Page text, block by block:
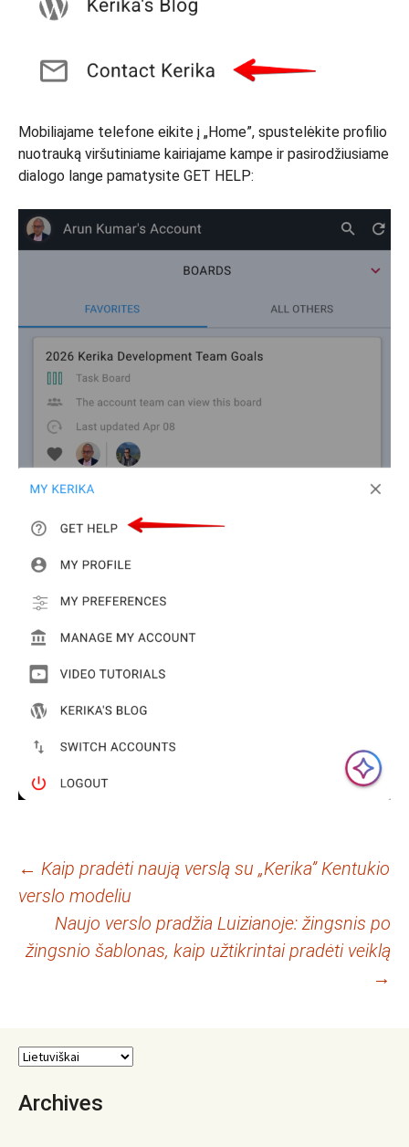
Mobiliajame telefone eikite į „Home”, spustelėkite profilio
nuotrauką viršutiniame kairiajame kampe ir pasirodžiusiame
dialogo lange pamatysite GET HELP:
Įrašo
navigacija
← Kaip pradėti naują verslą su „Kerika” Kentukio
verslo modeliu
Naujo verslo pradžia Luizianoje: žingsnis po
žingsnio šablonas, kaip užtikrintai pradėti veiklą
→
Archives